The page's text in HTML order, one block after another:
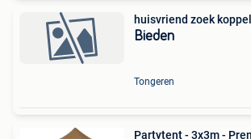
huisvriend zoek
Bieden
Tongeren
Partytent - 3x3m -